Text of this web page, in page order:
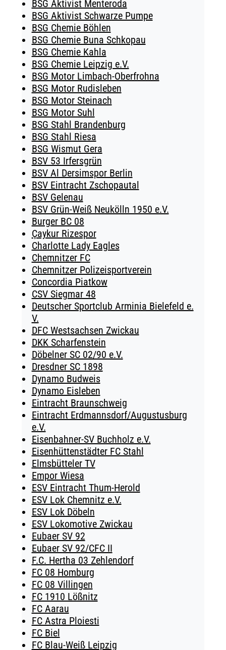
BSG Aktivist Menteroda
BSG Aktivist Schwarze Pumpe
BSG Chemie Böhlen
BSG Chemie Buna Schkopau
BSG Chemie Kahla
BSG Chemie Leipzig e.V.
BSG Motor Limbach-Oberfrohna
BSG Motor Rudisleben
BSG Motor Steinach
BSG Motor Suhl
BSG Stahl Brandenburg
BSG Stahl Riesa
BSG Wismut Gera
BSV 53 Irfersgrün
BSV Al Dersimspor Berlin
BSV Eintracht Zschopautal
BSV Gelenau
BSV Grün-Weiß Neukölln 1950 e.V.
Burger BC 08
Çaykur Rizespor
Charlotte Lady Eagles
Chemnitzer FC
Chemnitzer Polizeisportverein
Concordia Piatkow
CSV Siegmar 48
Deutscher Sportclub Arminia Bielefeld e.
V.
DFC Westsachsen Zwickau
DKK Scharfenstein
Döbelner SC 02/90 e.V.
Dresdner SC 1898
Dynamo Budweis
Dynamo Eisleben
Eintracht Braunschweig
Eintracht Erdmannsdorf/Augustusburg
e.V.
Eisenbahner-SV Buchholz e.V.
Eisenhüttenstädter FC Stahl
Elmsbütteler TV
Empor Wiesa
ESV Eintracht Thum-Herold
ESV Lok Chemnitz e.V.
ESV Lok Döbeln
ESV Lokomotive Zwickau
Eubaer SV 92
Eubaer SV 92/CFC II
F.C. Hertha 03 Zehlendorf
FC 08 Homburg
FC 08 Villingen
FC 1910 Lößnitz
FC Aarau
FC Astra Ploiesti
FC Biel
FC Blau-Weiß Leipzig